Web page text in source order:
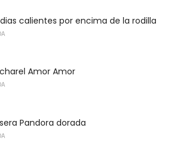
calientes por encima de la rodilla
Amor Amor
Pandora dorada